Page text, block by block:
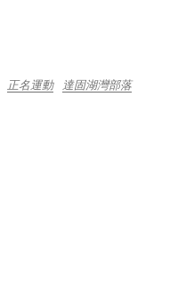
正名運動 達固湖灣部落